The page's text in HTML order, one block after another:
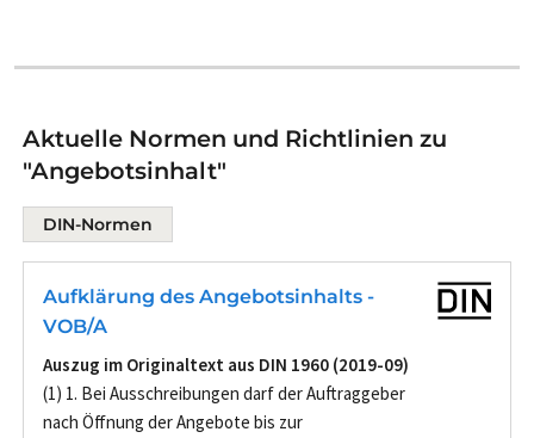
Aktuelle Normen und Richtlinien zu
"Angebotsinhalt"
DIN-Normen
Aufklärung des Angebotsinhalts -
VOB/A
Auszug im Originaltext aus DIN 1960 (2019-09)
(1) 1. Bei Ausschreibungen darf der Auftraggeber
nach Öffnung der Angebote bis zur